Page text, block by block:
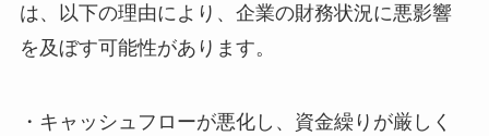
は、以下の理由により、企業の財務状況に悪影響
を及ぼす可能性があります。
・キャッシュフローが悪化し、資金繰りが厳しく